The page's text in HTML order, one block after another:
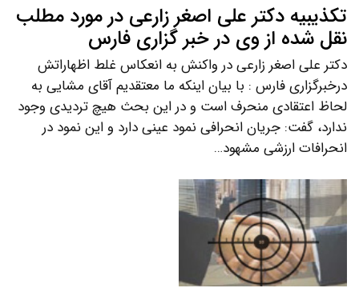
تکذیبیه دکتر علی اصغر زارعی در مورد مطلب
نقل شده از وی در خبر گزاری فارس
دکتر علی اصغر زارعی در واکنش به انعکاس غلط اظهاراتش
درخبرگزاری فارس : با بیان اینکه ما معتقدیم آقای مشایی به
لحاظ اعتقادی منحرف است و در این بحث هیچ تردیدی وجود
ندارد، گفت: جریان انحرافی نمود عینی دارد و این نمود در
انحرافات ارزشی مشهود…